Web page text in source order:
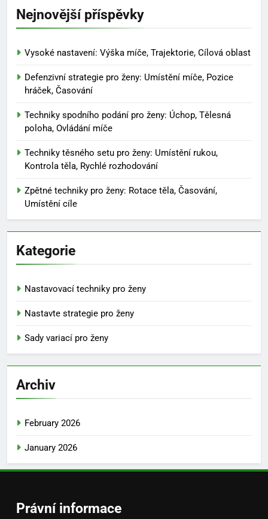
Nejnovější příspěvky
Vysoké nastavení: Výška míče, Trajektorie, Cílová oblast
Defenzivní strategie pro ženy: Umístění míče, Pozice
hráček, Časování
Techniky spodního podání pro ženy: Úchop, Tělesná
poloha, Ovládání míče
Techniky těsného setu pro ženy: Umístění rukou,
Kontrola těla, Rychlé rozhodování
Zpětné techniky pro ženy: Rotace těla, Časování,
Umístění cíle
Kategorie
Nastavovací techniky pro ženy
Nastavte strategie pro ženy
Sady variací pro ženy
Archiv
February 2026
January 2026
Právní informace